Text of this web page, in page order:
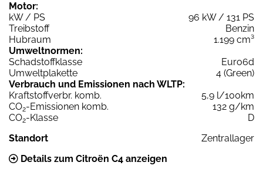
Motor:
kW / PS
96 kW / 131 PS
Treibstoff
Benzin
Hubraum
1.199 cm³
Umweltnormen:
Schadstoffklasse
Euro6d
Umweltplakette
4 (Green)
Verbrauch und Emissionen nach WLTP:
Kraftstoffverbr. komb.
5,9 l/100km
CO2-Emissionen komb.
132 g/km
CO2-Klasse
D
Standort
Zentrallager
Details zum Citroën C4 anzeigen